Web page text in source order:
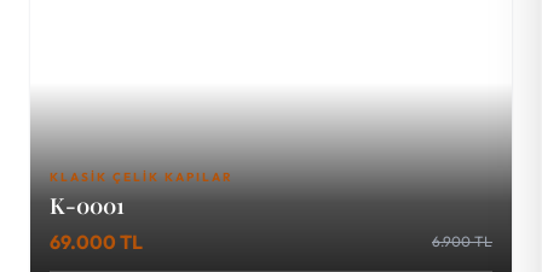
KLASIK ÇELIK KAPILAR
K-0001
69.000 TL 6.900 TL